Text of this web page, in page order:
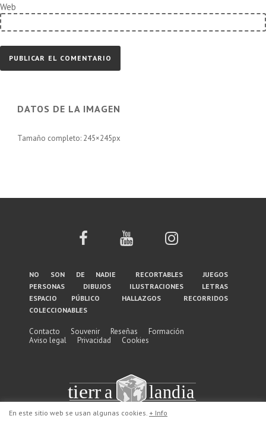
Web
DATOS DE LA IMAGEN
Tamaño completo: 245×245px
Menú
del
pie
de
no son de nadie recortables
juegos
personas
dibujos ilustraciones
letras
espacio público
hallazgos
recorridos
coleccionables
Contacto Souvenir Reseñas
Formación
Aviso legal
Privacidad Cookies
En este sitio web se usan algunas cookies. + Info